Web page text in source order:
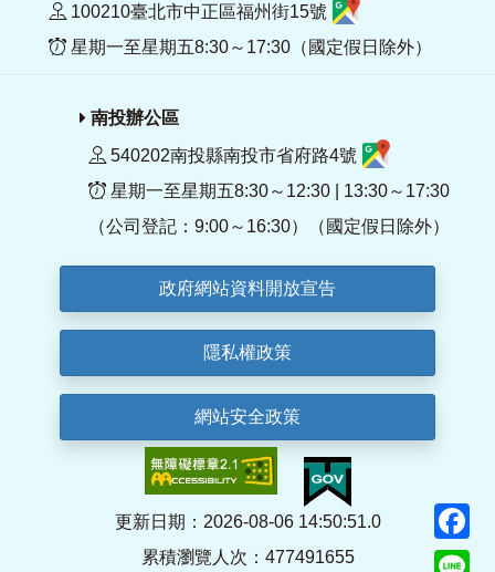
100210臺北市中正區福州街15號
星期一至星期五8:30～17:30（國定假日除外）
南投辦公區
540202南投縣南投市省府路4號
星期一至星期五8:30～12:30 | 13:30～17:30
（公司登記：9:00～16:30）（國定假日除外）
政府網站資料開放宣告
隱私權政策
網站安全政策
更新日期：2026-08-06 14:50:51.0
累積瀏覽人次：477491655